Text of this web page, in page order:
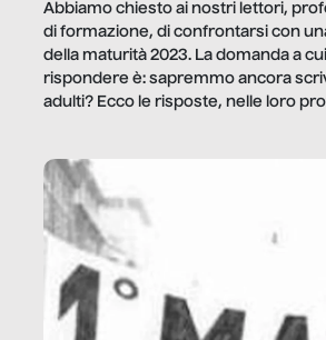
Abbiamo chiesto ai nostri lettori,
di formazione, di confrontarsi con
della maturità 2023. La domanda a
rispondere è: sapremmo ancora
adulti? Ecco le risposte, nelle loro